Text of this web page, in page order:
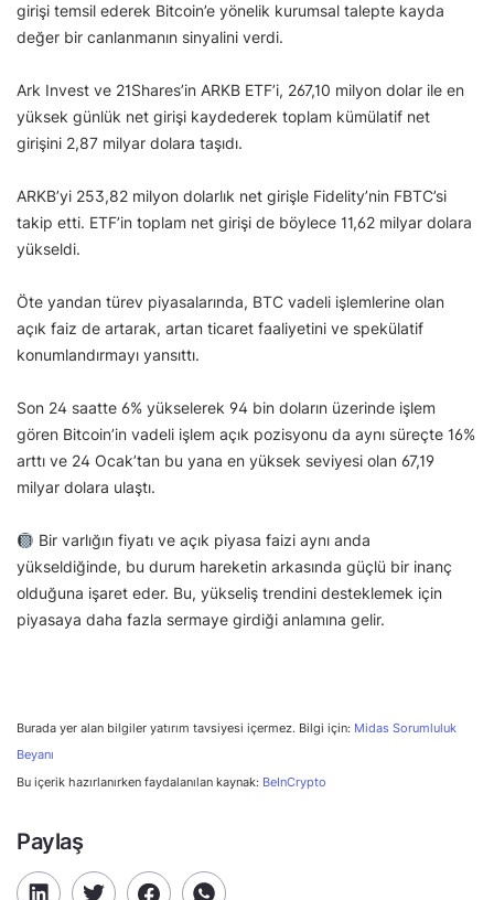
girişi temsil ederek Bitcoin’e yönelik kurumsal talepte kayda
değer bir canlanmanın sinyalini verdi.
Ark Invest ve 21Shares’in ARKB ETF’i, 267,10 milyon dolar ile en
yüksek günlük net girişi kaydederek toplam kümülatif net
girişini 2,87 milyar dolara taşıdı.
ARKB’yi 253,82 milyon dolarlık net girişle Fidelity’nin FBTC’si
takip etti. ETF’in toplam net girişi de böylece 11,62 milyar dolara
yükseldi.
Öte yandan türev piyasalarında, BTC vadeli işlemlerine olan
açık faiz de artarak, artan ticaret faaliyetini ve spekülatif
konumlandırmayı yansıttı.
Son 24 saatte 6% yükselerek 94 bin doların üzerinde işlem
gören Bitcoin’in vadeli işlem açık pozisyonu da aynı süreçte 16%
arttı ve 24 Ocak’tan bu yana en yüksek seviyesi olan 67,19
milyar dolara ulaştı.
Bir varlığın fiyatı ve açık piyasa faizi aynı anda
yükseldiğinde, bu durum hareketin arkasında güçlü bir inanç
olduğuna işaret eder. Bu, yükseliş trendini desteklemek için
piyasaya daha fazla sermaye girdiği anlamına gelir.
Burada yer alan bilgiler yatırım tavsiyesi içermez. Bilgi için: Midas Sorumluluk
Beyanı
Bu içerik hazırlanırken faydalanılan kaynak: BeInCrypto
Paylaş